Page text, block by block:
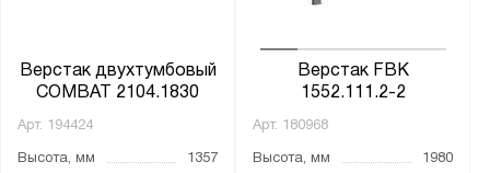
Верстак двухтумбовый
COMBAT 2104.1830
Арт. 194424
Высота, мм
1357
Верстак FBK
1552.111.2-2
Арт. 180968
Высота, мм
1980
ВЛ-К